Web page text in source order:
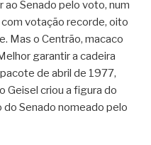
ao Senado pelo voto, num
votação recorde, oito
Mas o Centrão, macaco
garantir a cadeira
de abril de 1977,
Geisel criou a figura do
Senado nomeado pelo